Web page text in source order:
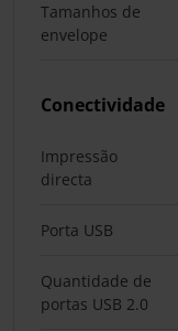
Tamanhos de
envelope
Conectividade
Impressão
directa
Porta USB
Quantidade de
portas USB 2.0